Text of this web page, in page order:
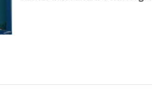
Razak (CTAR)
Universiti